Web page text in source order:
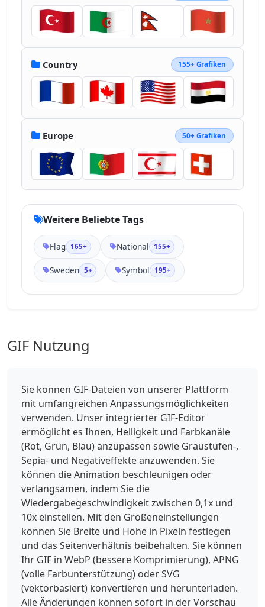
Country 155+ Grafiken
Europe 50+ Grafiken
Weitere Beliebte Tags
Flag 165+ National 155+
Sweden 5+ Symbol 195+
GIF Nutzung
Sie können GIF-Dateien von unserer Plattform
mit umfangreichen Anpassungsmöglichkeiten
verwenden. Unser integrierter GIF-Editor
ermöglicht es Ihnen, Helligkeit und Farbkanäle
(Rot, Grün, Blau) anzupassen sowie Graustufen-,
Sepia- und Negativeffekte anzuwenden. Sie
können die Animation beschleunigen oder
verlangsamen, indem Sie die
Wiedergabegeschwindigkeit zwischen 0,1x und
10x einstellen. Mit den Größeneinstellungen
können Sie Breite und Höhe in Pixeln festlegen
und das Seitenverhältnis beibehalten. Sie können
Ihr GIF in WebP (bessere Komprimierung), APNG
(volle Farbunterstützung) oder SVG
(vektorbasiert) konvertieren und herunterladen.
Alle Änderungen können sofort in der Vorschau